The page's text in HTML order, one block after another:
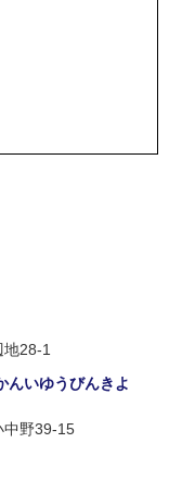
28-1
んいゆうびんきよ
野39-15